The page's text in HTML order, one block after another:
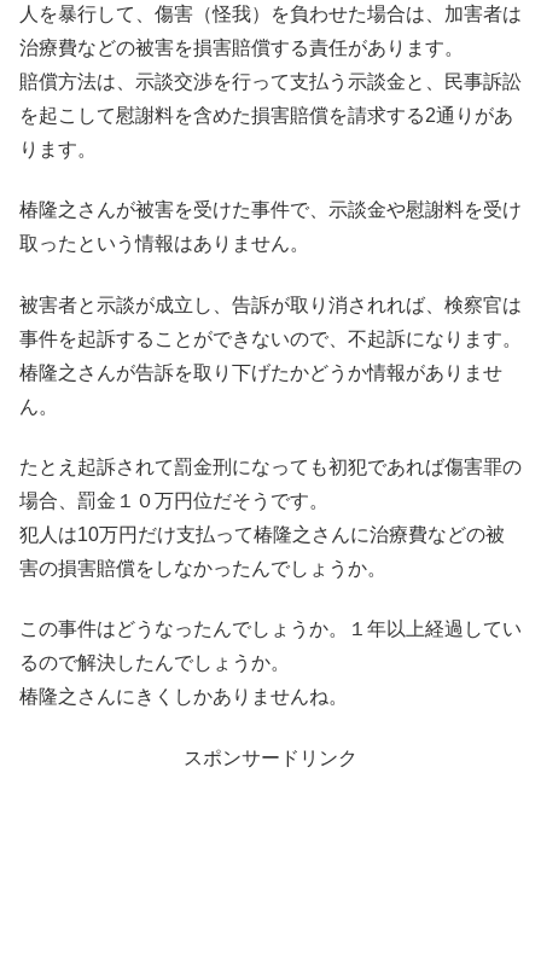
人を暴行して、傷害（怪我）を負わせた場合は、加害者は
治療費などの被害を損害賠償する責任があります。
賠償方法は、示談交渉を行って支払う示談金と、民事訴訟
を起こして慰謝料を含めた損害賠償を請求する2通りがあ
ります。
椿隆之さんが被害を受けた事件で、示談金や慰謝料を受け
取ったという情報はありません。
被害者と示談が成立し、告訴が取り消されれば、検察官は
事件を起訴することができないので、不起訴になります。
椿隆之さんが告訴を取り下げたかどうか情報がありませ
ん。
たとえ起訴されて罰金刑になっても初犯であれば傷害罪の
場合、罰金１０万円位だそうです。
犯人は10万円だけ支払って椿隆之さんに治療費などの被
害の損害賠償をしなかったんでしょうか。
この事件はどうなったんでしょうか。１年以上経過してい
るので解決したんでしょうか。
椿隆之さんにきくしかありませんね。
スポンサードリンク